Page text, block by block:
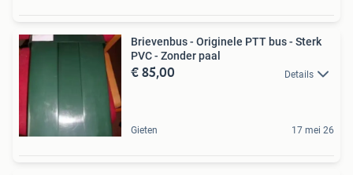
Brievenbus - Originele PTT bus - Sterk
PVC - Zonder paal
€ 85,00 Details
Gieten 17 mei 26